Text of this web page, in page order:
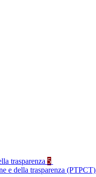
trasparenza 5
e della trasparenza (PTPCT)